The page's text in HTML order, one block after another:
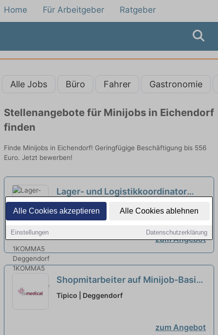
Alle Cookies akzeptieren Alle Cookies ablehnen
Einstellungen Datenschutzerklärung
Home Für Arbeitgeber Ratgeber
Alle Jobs Büro Fahrer Gastronomie
Stellenangebote für Minijobs in Eichendorf
finden
Finde Minijobs in Eichendorf! Geringfügige Beschäftigung bis 556
Euro. Jetzt bewerben!
Lager- und Logistikkoordinator
(m/w/d) (Teilzeit/Minijob) -
1KOMMA5 Deggendorf
1KOMMA5 ° Gruppe | Deggendorf
zum Angebot
Shopmitarbeiter auf Minijob-Basis
- gerne Quereinsteiger (m/w/d)
Tipico | Deggendorf
zum Angebot